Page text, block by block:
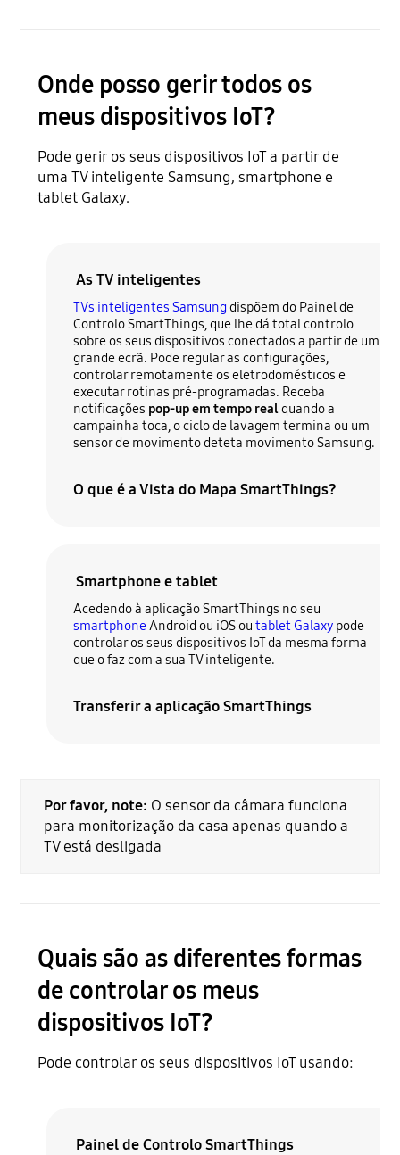
Onde posso gerir todos os
meus dispositivos IoT?
Pode gerir os seus dispositivos IoT a partir de
uma TV inteligente Samsung, smartphone e
tablet Galaxy.
As TV inteligentes
TVs inteligentes Samsung dispõem do Painel de
Controlo SmartThings, que lhe dá total controlo
sobre os seus dispositivos conectados a partir de um
grande ecrã. Pode regular as configurações,
controlar remotamente os eletrodomésticos e
executar rotinas pré-programadas. Receba
notificações pop-up em tempo realquando a
campainha toca, o ciclo de lavagem termina ou um
sensor de movimento deteta movimento Samsung.
O que é a Vista do Mapa SmartThings?
Smartphone e tablet
Acedendo à aplicação SmartThings no seu
smartphoneAndroid ou iOS outablet Galaxy pode
controlar os seus dispositivos IoT da mesma forma
que o faz com a sua TV inteligente.
Transferir a aplicação SmartThings
Por favor, note: O sensor da câmara funciona
para monitorização da casa apenas quando a
TV está desligada
Quais são as diferentes formas
de controlar os meus
dispositivos IoT?
Pode controlar os seus dispositivos IoT usando:
Painel de Controlo SmartThings